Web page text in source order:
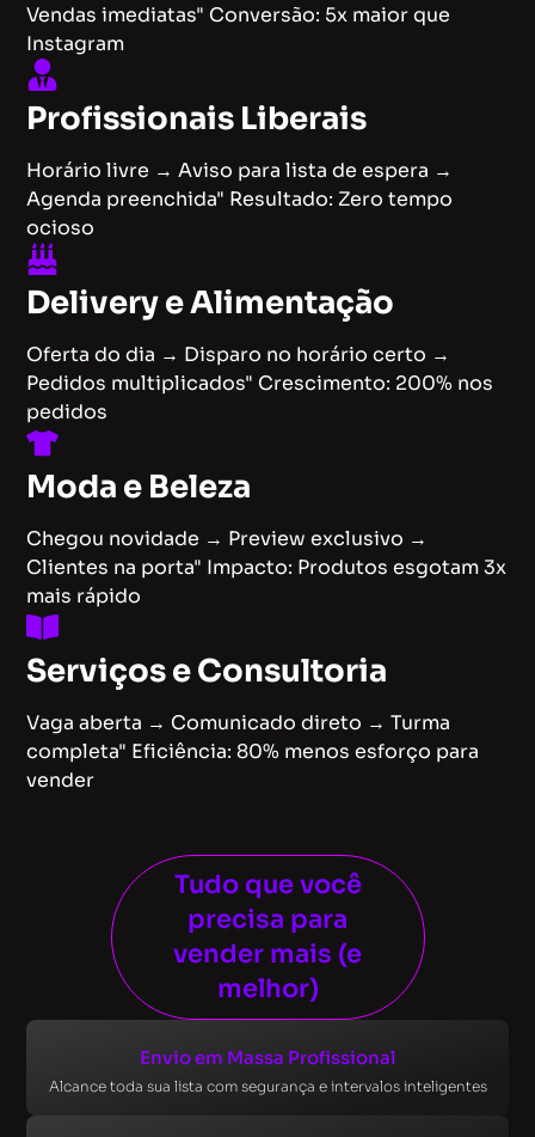
Vendas imediatas" Conversão: 5x maior que
Instagram
Profissionais Liberais
Horário livre → Aviso para lista de espera →
Agenda preenchida" Resultado: Zero tempo
ocioso
Delivery e Alimentação
Oferta do dia → Disparo no horário certo →
Pedidos multiplicados" Crescimento: 200% nos
pedidos
Moda e Beleza
Chegou novidade → Preview exclusivo →
Clientes na porta" Impacto: Produtos esgotam 3x
mais rápido
Serviços e Consultoria
Vaga aberta → Comunicado direto → Turma
completa" Eficiência: 80% menos esforço para
vender
Tudo que você
precisa para
vender mais (e
melhor)
Envio em Massa Profissional
Alcance toda sua lista com segurança e intervalos inteligentes